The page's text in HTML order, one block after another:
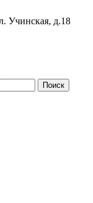
Учинская, д.18